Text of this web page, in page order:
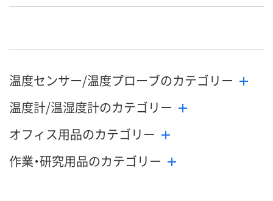
カゴへ カゴへ
温度センサー/温度プローブのカテゴリー
温度計/温湿度計のカテゴリー
オフィス用品のカテゴリー
作業・研究用品のカテゴリー